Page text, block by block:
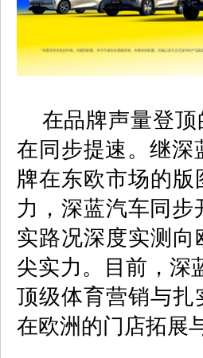
在品牌声量登顶
在同步提速。继深
牌在东欧市场的
力，深蓝汽车同步
实路况深度实测
尖实力。目前，深
顶级体育营销与
在欧洲的门店拓展